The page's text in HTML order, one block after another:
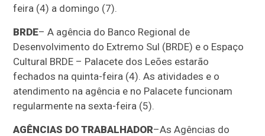
feira (4) a domingo (7).
BRDE– A agência do Banco Regional de
Desenvolvimento do Extremo Sul (BRDE) e o Espaço
Cultural BRDE – Palacete dos Leões estarão
fechados na quinta-feira (4). As atividades e o
atendimento na agência e no Palacete funcionam
regularmente na sexta-feira (5).
AGÊNCIAS DO TRABALHADOR–As Agências do